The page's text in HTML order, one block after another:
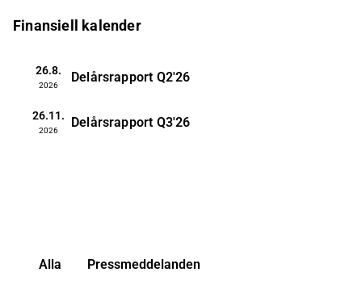
Finansiell kalender
26.8.
2026
Delårsrapport Q2'26
26.11.
2026
Delårsrapport Q3'26
Alla Pressmeddelanden